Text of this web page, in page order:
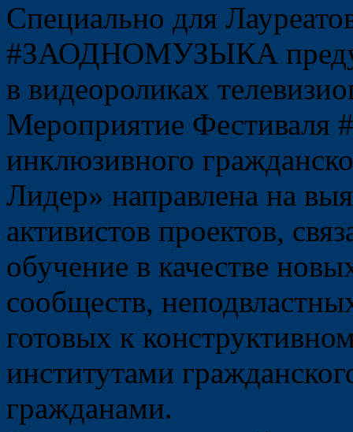
Специально для
#ЗАОДНОМУЗЫКА
в видеороликах
Мероприятие Фестиваля
инклюзивного
Лидер» направлена на
активистов проектов,
обучение в качестве
сообществ,
готовых к
институтами
гражданами.